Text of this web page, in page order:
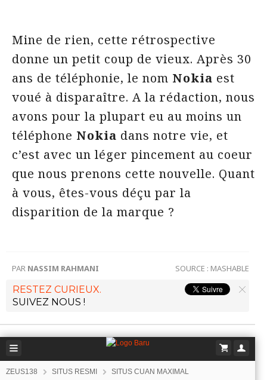
Mine de rien, cette rétrospective
donne un petit coup de vieux. Après 30
ans de téléphonie, le nom Nokia est
voué à disparaître. A la rédaction, nous
avons pour la plupart eu au moins un
téléphone Nokia dans notre vie, et
c’est avec un léger pincement au coeur
que nous prenons cette nouvelle. Quant
à vous, êtes-vous déçu par la
disparition de la marque ?
SOURCE : MASHABLE
PAR NASSIM RAHMANI
RESTEZ CURIEUX.
SUIVEZ NOUS !
ZEUS138 SITUS RESMI SITUS CUAN MAXIMAL